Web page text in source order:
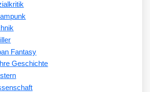
Fantasy
Geschichte